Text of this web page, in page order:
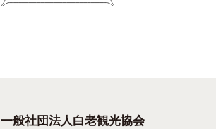
一般社団法人白老観光協会